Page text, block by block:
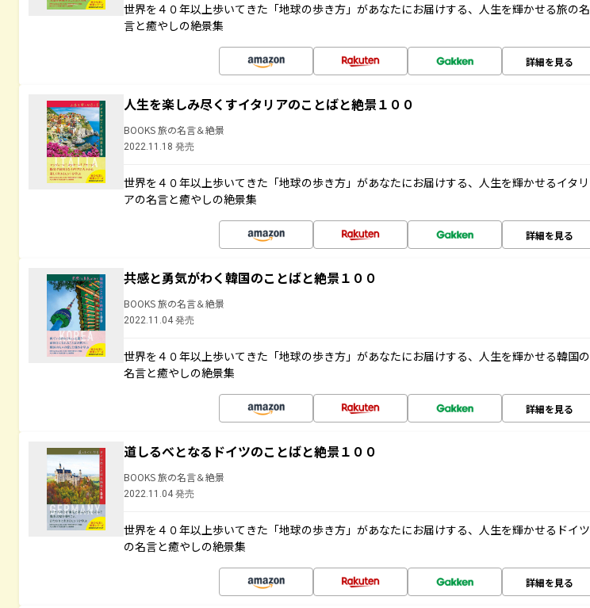
世界を４０年以上歩いてきた「地球の歩き方」があなたにお届けする、人生を輝かせる旅の名
言と癒やしの絶景集
詳細を見る
人生を楽しみ尽くすイタリアのことばと絶景１００
BOOKS 旅の名言＆絶景
2022.11.18 発売
世界を４０年以上歩いてきた「地球の歩き方」があなたにお届けする、人生を輝かせるイタリ
アの名言と癒やしの絶景集
詳細を見る
共感と勇気がわく韓国のことばと絶景１００
BOOKS 旅の名言＆絶景
2022.11.04 発売
世界を４０年以上歩いてきた「地球の歩き方」があなたにお届けする、人生を輝かせる韓国の
名言と癒やしの絶景集
詳細を見る
道しるべとなるドイツのことばと絶景１００
BOOKS 旅の名言＆絶景
2022.11.04 発売
世界を４０年以上歩いてきた「地球の歩き方」があなたにお届けする、人生を輝かせるドイツ
の名言と癒やしの絶景集
詳細を見る